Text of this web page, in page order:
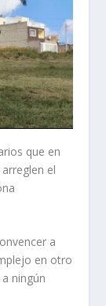
que en
el
a
en otro
ningún